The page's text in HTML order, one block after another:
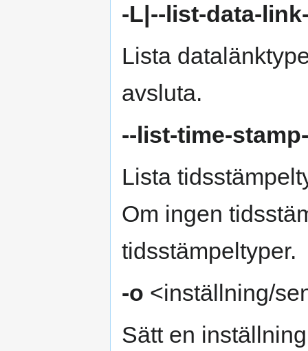
-L|--list-data-
Lista
avsluta.
--list-time-
Lista
Om ingen
tidsstämpeltyper.
-o <inställning/
Sätt en